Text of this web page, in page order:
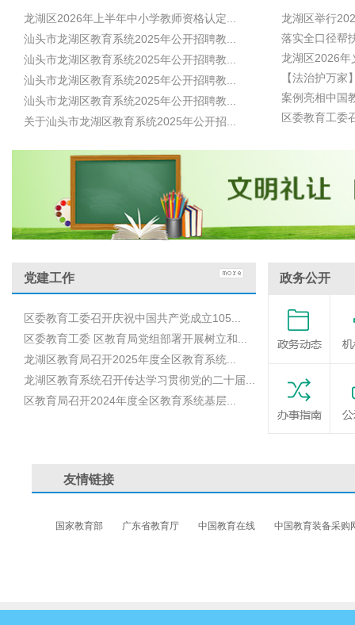
龙湖区2026年上半年中小学教师资格认定...
汕头市龙湖区教育系统2025年公开招聘教...
汕头市龙湖区教育系统2025年公开招聘教...
汕头市龙湖区教育系统2025年公开招聘教...
汕头市龙湖区教育系统2025年公开招聘教...
关于汕头市龙湖区教育系统2025年公开招...
龙湖区举行
落实全口径帮
龙湖区2026年
【法治护万
案例亮相中国
区委教育工委
党建工作
区委教育工委召开庆祝中国共产党成立105...
区委教育工委 区教育局党组部署开展树立和...
龙湖区教育局召开2025年度全区教育系统...
龙湖区教育系统召开传达学习贯彻党的二十届...
区教育局召开2024年度全区教育系统基层...
政务公开
友情链接
国家教育部 广东省教育厅 中国教育在线 中国教育装备采购